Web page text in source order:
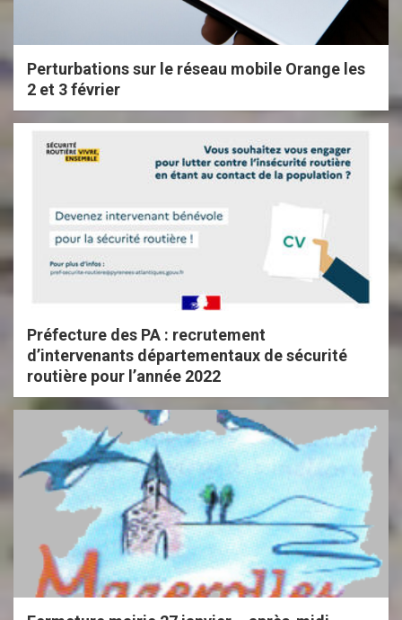
Perturbations sur le réseau mobile Orange les
2 et 3 février
Préfecture des PA : recrutement
d’intervenants départementaux de sécurité
routière pour l’année 2022